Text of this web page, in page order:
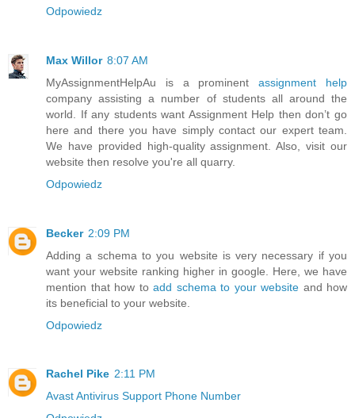
Odpowiedz
Max Willor 8:07 AM
MyAssignmentHelpAu is a prominentassignment help
company assisting a number of students all around the
world. If any students want Assignment Help then don’t go
here and there you have simply contact our expert team.
We have provided high-quality assignment. Also, visit our
website then resolve you're all quarry.
Odpowiedz
Becker 2:09 PM
Adding a schema to you website is very necessary if you
want your website ranking higher in google. Here, we have
mention that how to add schema to your website and how
its beneficial to your website.
Odpowiedz
Rachel Pike 2:11 PM
Avast Antivirus Support Phone Number